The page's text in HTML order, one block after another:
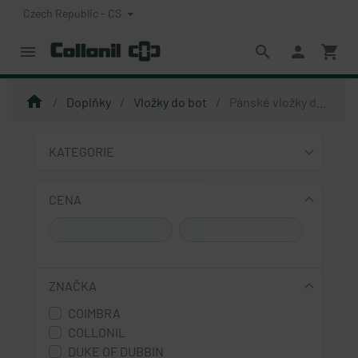
Czech Republic - CS
menu search person shopping_cart
home Doplňky Vložky do bot Pánské vložky do bot
KATEGORIE
CENA
ZNAČKA
COIMBRA
COLLONIL
DUKE OF DUBBIN